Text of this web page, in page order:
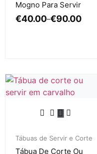
Mogno Para Servir
€40.00–€90.00
Tábuas de Servir e Corte
Tábua De Corte Ou